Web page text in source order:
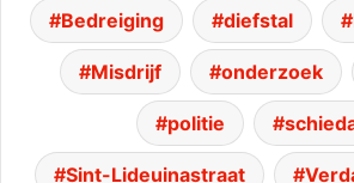
Bedreiging diefstal
Misdrijf onderzoek
politie
Sint-Lideuinastraat